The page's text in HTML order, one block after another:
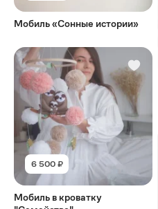
Мобиль «Сонные истории»
6 500 ₽
Мобиль в кроватку